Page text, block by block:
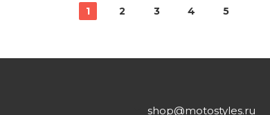
1 2 3 4 5
shop@motostyles.ru